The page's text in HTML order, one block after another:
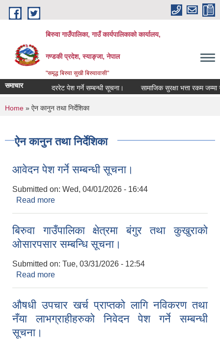
Skip to main content
बिरुवा गाउँपालिका, गाउँ कार्यपालिकाको कार्यालय,
गण्डकी प्रदेश, स्याङ्जा, नेपाल
"समृद्ध बिरुवा सुखी बिरुवावासी"
समाचार दररेट पेश गर्ने सम्बन्धी सूचना। सामाजिक सुरक्षा भत्ता रकम जम्मा
You are here
Home » ऐन कानुन तथा निर्देशिका
ऐन कानुन तथा निर्देशिका
आवेदन पेश गर्ने सम्बन्धी सूचना।
Submitted on: Wed, 04/01/2026 - 16:44
Read more
बिरुवा गाउँपालिका क्षेत्रमा बंगुर तथा कुखुराको
ओसारपसार सम्बन्धि सूचना।
Submitted on: Tue, 03/31/2026 - 12:54
Read more
‍औषधी उपचार खर्च प्राप्तको लागि नविकरण तथा
नँया लाभग्राहीहरुको निवेदन पेश गर्ने सम्बन्धी
सूचना।